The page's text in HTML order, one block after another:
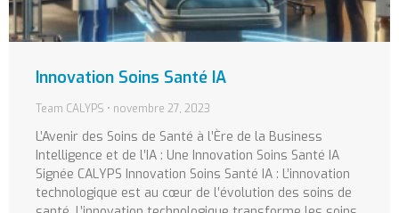
Innovation Soins Santé IA
Team CALYPS novembre 27, 2023
L’Avenir des Soins de Santé à l’Ère de la Business
Intelligence et de l’IA : Une Innovation Soins Santé IA
Signée CALYPS Innovation Soins Santé IA : L’innovation
technologique est au cœur de l’évolution des soins de